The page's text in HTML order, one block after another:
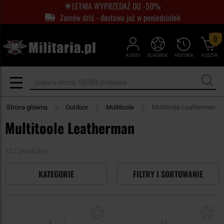
LETNIA WYPRZEDAŻ DO -50%
Zamów dziś - dostawa już w poniedziałek
KONTO HISTORIA
SCHOWEK KOSZYK
0
Strona główna Outdoor Multitoole Multitoole Leatherman
Multitoole Leatherman
KATEGORIE FILTRY I SORTOWANIE